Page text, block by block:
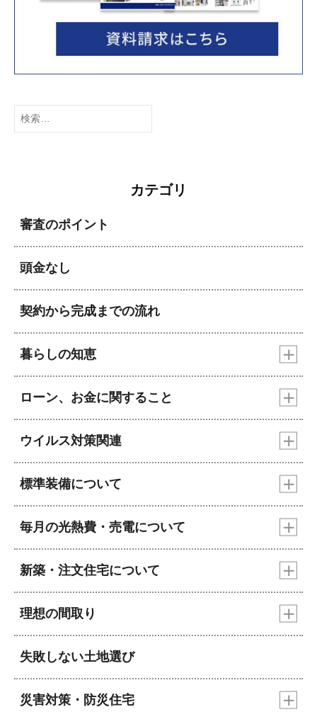
検
索:
カテゴリ
審査のポイント
頭金なし
契約から完成までの流れ
暮らしの知恵
ローン、お金に関すること
ウイルス対策関連
標準装備について
毎月の光熱費・売電について
新築・注文住宅について
理想の間取り
失敗しない土地選び
災害対策・防災住宅